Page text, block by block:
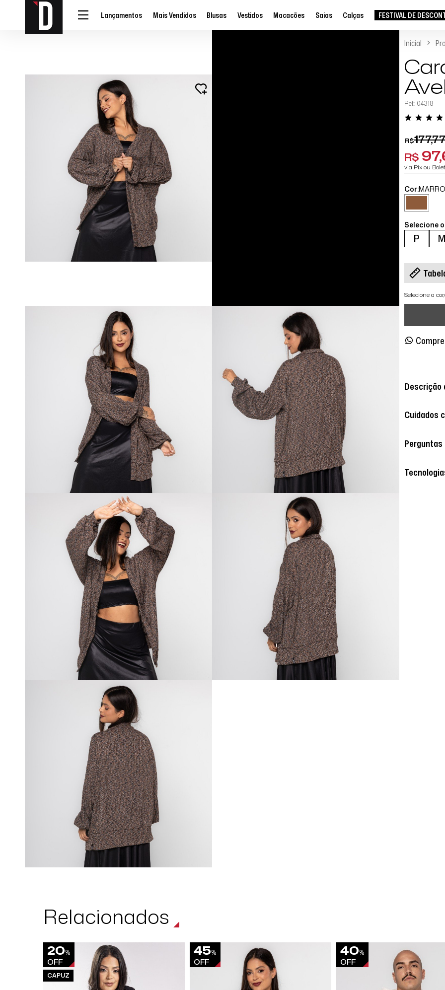
Lançamentos Mais Vendidos Blusas Vestidos Macacões Saias Calças FESTIVAL DE
Inicial
Ref.: 04318
R$177,77
R$
via Pix ou
Cor:
Selecione
P M
Selecione a
Descrição
Cuidados
Relacionados
20%
OFF
CAPUZ
45%
OFF
40%
OFF